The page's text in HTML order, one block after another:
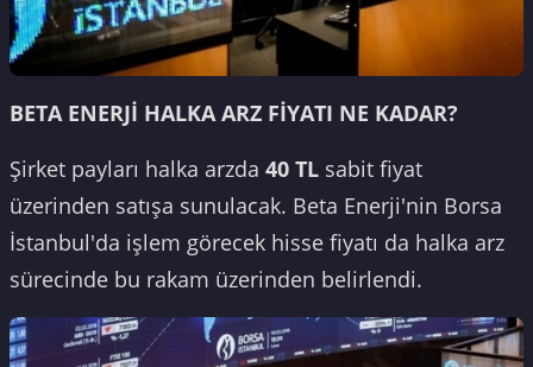
BETA ENERJİ HALKA ARZ FİYATI NE KADAR?
Şirket payları halka arzda 40 TL sabit fiyat
üzerinden satışa sunulacak. Beta Enerji'nin Borsa
İstanbul'da işlem görecek hisse fiyatı da halka arz
sürecinde bu rakam üzerinden belirlendi.